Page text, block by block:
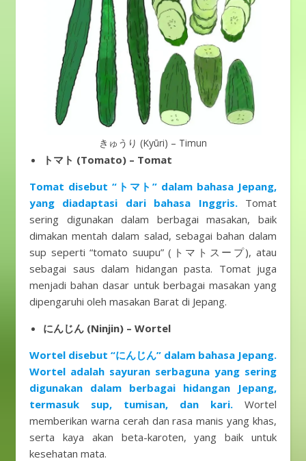
きゅうり (Kyūri) – Timun
トマト (Tomato) – Tomat
Tomat disebut “トマト” dalam bahasa Jepang,
yang diadaptasi dari bahasa Inggris.Tomat
sering digunakan dalam berbagai masakan, baik
dimakan mentah dalam salad, sebagai bahan dalam
sup seperti “tomato suupu” (トマトスープ), atau
sebagai saus dalam hidangan pasta. Tomat juga
menjadi bahan dasar untuk berbagai masakan yang
dipengaruhi oleh masakan Barat di Jepang.
にんじん (Ninjin) – Wortel
Wortel disebut “にんじん” dalam bahasa Jepang.
Wortel adalah sayuran serbaguna yang sering
digunakan dalam berbagai hidangan Jepang,
termasuk sup, tumisan, dan kari. Wortel
memberikan warna cerah dan rasa manis yang khas,
serta kaya akan beta-karoten, yang baik untuk
kesehatan mata.